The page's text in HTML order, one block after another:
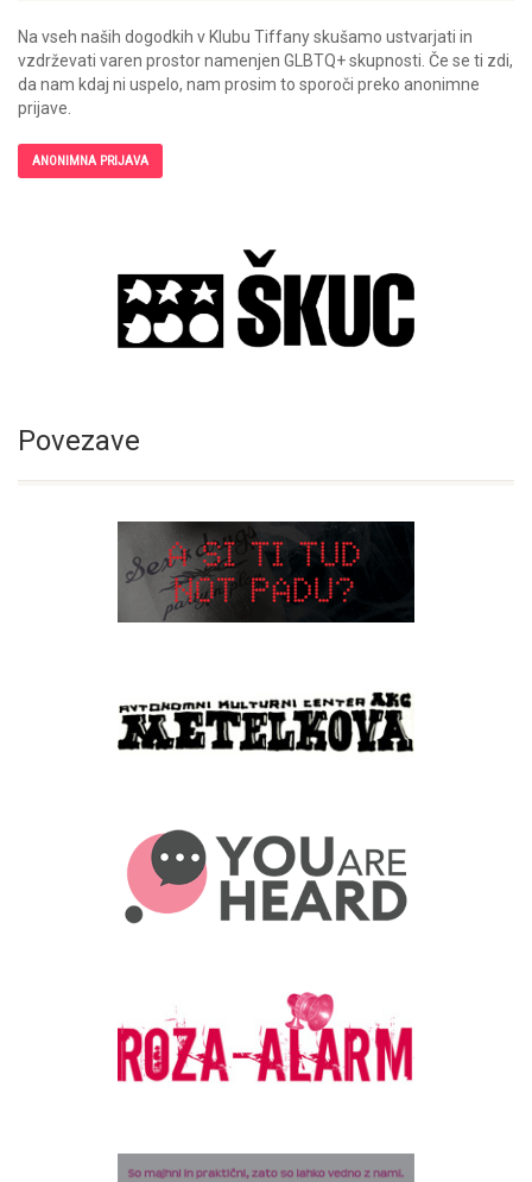
Na vseh naših dogodkih v Klubu Tiffany skušamo ustvarjati in
vzdrževati varen prostor namenjen GLBTQ+ skupnosti. Če se ti zdi,
da nam kdaj ni uspelo, nam prosim to sporoči preko anonimne
prijave.
ANONIMNA PRIJAVA
Povezave